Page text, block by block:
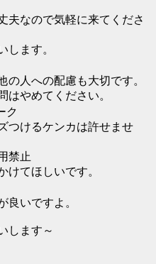
夫なので気軽に来てくださ
します。
の人への配慮も大切です。
はやめてください。
ク
つけるケンカは許せませ
禁止
けてほしいです。
良いですよ。
します～